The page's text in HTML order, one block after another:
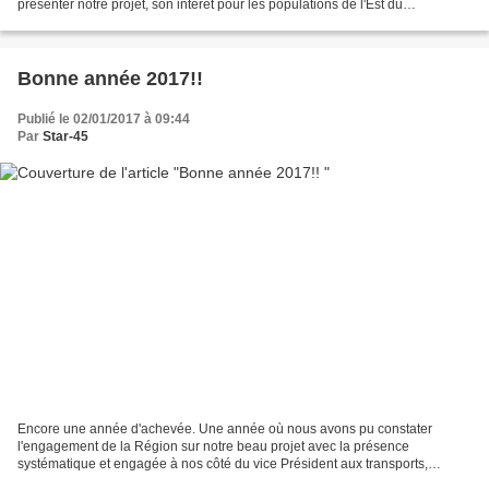
présenter notre projet, son intérêt pour les populations de l'Est du
Bonne année 2017!!
Publié le 02/01/2017 à 09:44
Par Star-45
Encore une année d'achevée. Une année où nous avons pu constater
l'engagement de la Région sur notre beau projet avec la présence
systématique et engagée à nos côté du vice Président aux transports,